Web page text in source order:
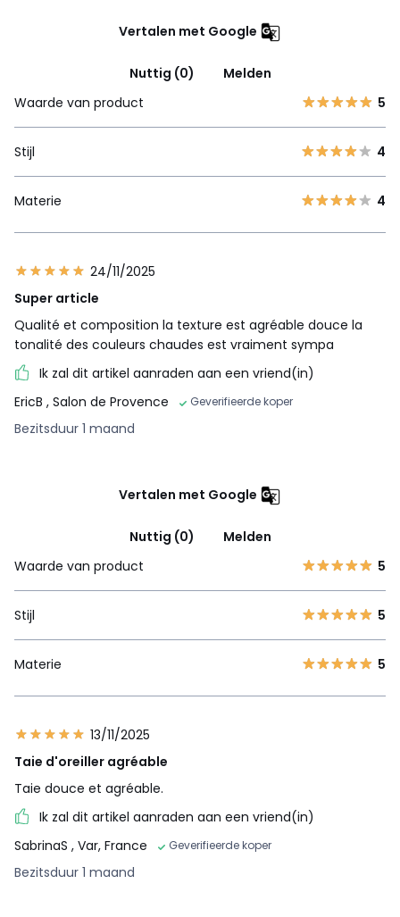
Vertalen met Google
Nuttig (0)
Melden
Waarde van product
5
Stijl 4
Materie 4
24/11/2025
Super article
Qualité et composition la texture est agréable douce la
tonalité des couleurs chaudes est vraiment sympa
Ik zal dit artikel aanraden aan een vriend(in)
EricB , Salon de Provence Geverifieerde koper
Bezitsduur 1 maand
Vertalen met Google
Nuttig (0)
Melden
Waarde van product
5
Stijl 5
Materie 5
13/11/2025
Taie d'oreiller agréable
Taie douce et agréable.
Ik zal dit artikel aanraden aan een vriend(in)
SabrinaS , Var, France Geverifieerde koper
Bezitsduur 1 maand